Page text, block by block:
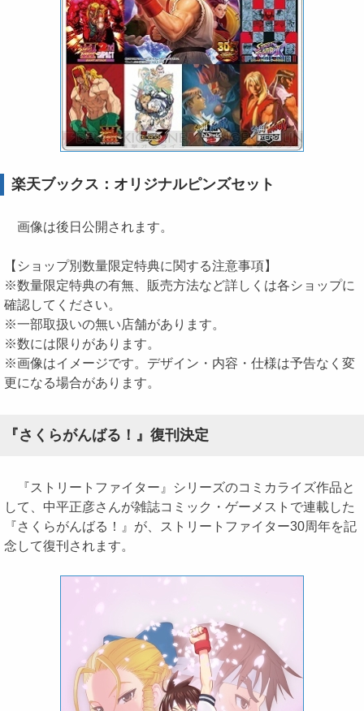
楽天ブックス：オリジナルピンズセット
画像は後日公開されます。
【ショップ別数量限定特典に関する注意事項】
※数量限定特典の有無、販売方法など詳しくは各ショップに
確認してください。
※一部取扱いの無い店舗があります。
※数には限りがあります。
※画像はイメージです。デザイン・内容・仕様は予告なく変
更になる場合があります。
『さくらがんばる！』復刊決定
『ストリートファイター』シリーズのコミカライズ作品と
して、中平正彦さんが雑誌コミック・ゲーメストで連載した
『さくらがんばる！』が、ストリートファイター30周年を記
念して復刊されます。